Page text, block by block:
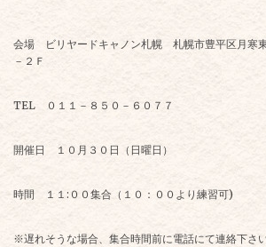
会場 ビリヤードキャノン札幌 札幌市豊平区月寒
－２Ｆ
TEL ０１１－８５０－６０７７
開催日 １０月３０日（日曜日）
時間 １１:００集合（１０：００より練習可)
※遅れそうな場合、集合時間前に電話にて連絡下さい